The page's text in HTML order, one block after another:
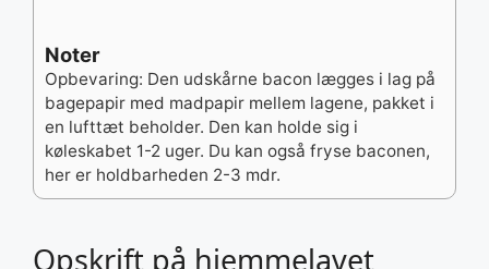
Opskrift på hjemmelavet
Noter
Opbevaring: Den udskårne bacon lægges i lag på
bagepapir med madpapir mellem lagene, pakket i
en lufttæt beholder. Den kan holde sig i
køleskabet 1-2 uger. Du kan også fryse baconen,
her er holdbarheden 2-3 mdr.